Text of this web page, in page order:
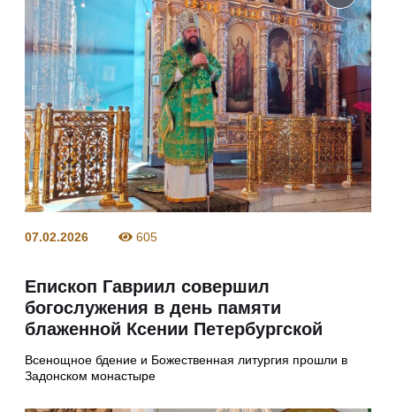
07.02.2026 605
Епископ Гавриил совершил
богослужения в день памяти
блаженной Ксении Петербургской
Всенощное бдение и Божественная литургия прошли в
Задонском монастыре